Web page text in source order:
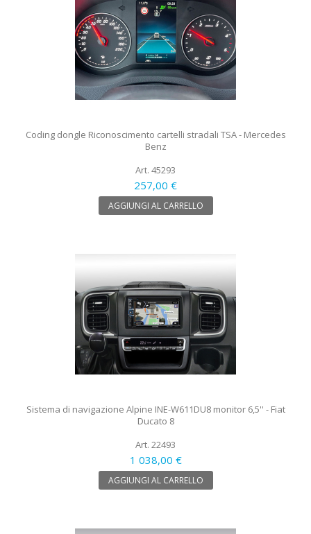
Coding dongle Riconoscimento cartelli stradali TSA - Mercedes
Benz
Art. 45293
257,00 €
AGGIUNGI AL CARRELLO
Sistema di navigazione Alpine INE-W611DU8 monitor 6,5'' - Fiat
Ducato 8
Art. 22493
1 038,00 €
AGGIUNGI AL CARRELLO